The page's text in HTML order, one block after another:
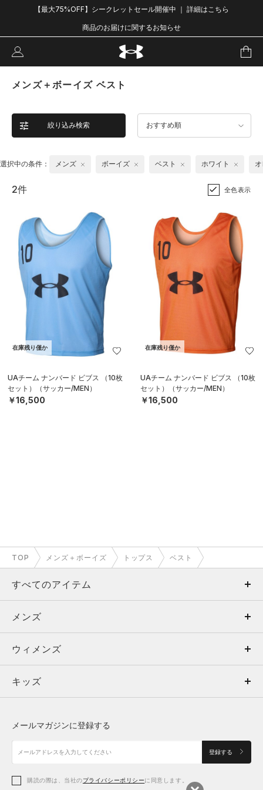
【最大75%OFF】シークレットセール開催中 ｜ 詳細はこちら
商品のお届けに関するお知らせ
メンズ＋ボーイズ ベスト
絞り込み検索 おすすめ順
選択中の条件： メンズ ボーイズ ベスト ホワイト
2件 全色表示
在庫残り僅か
UAチーム ナンバード ビブス （10枚
セット）（サッカー/MEN）
￥16,500
在庫残り僅か
UAチーム ナンバード ビブス （10枚
セット）（サッカー/MEN）
￥16,500
TOP メンズ＋ボーイズ トップス ベスト
すべてのアイテム
メンズ
ウィメンズ
キッズ
アクセサリー
メンズ
トップス
ボトムス
アクセサリー
ウィメンズ
トップス
シューズ
アクセサリー
キッズ
シューズ
メールマガジンに登録する
登録する
購読の際は、当社のプライバシーポリシーに同意します。